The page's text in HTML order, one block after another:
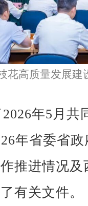
花高质量发展
年5月共
年省委省
推进情况
有关文件。